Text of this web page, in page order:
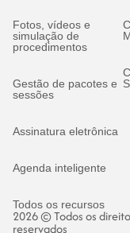
Fotos, vídeos e
simulação de
procedimentos
Gestão de pacotes e
sessões
Assinatura eletrônica
Agenda inteligente
Todos os recursos
2026 © Todos os
reservados